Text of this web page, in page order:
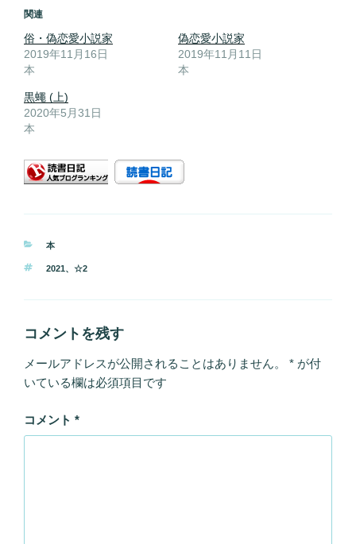
関連
俗・偽恋愛小説家
2019年11月16日
本
偽恋愛小説家
2019年11月11日
本
黒蠅 (上)
2020年5月31日
本
カ
ゴ
ー
本
タ
2021、 ☆2
コメントを残す
メールアドレスが公開されることはありません。 * が付
いている欄は必須項目です
コメント *